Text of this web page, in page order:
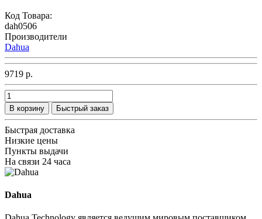
Код Товара:
dah0506
Производители
Dahua
9719 р.
В корзину Быстрый заказ
Быстрая доставка
Низкие цены
Пункты выдачи
На связи 24 часа
Dahua